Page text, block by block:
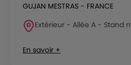
GUJAN MESTRAS - FRANCE
Extérieur - Allée A - Stand
En savoir +